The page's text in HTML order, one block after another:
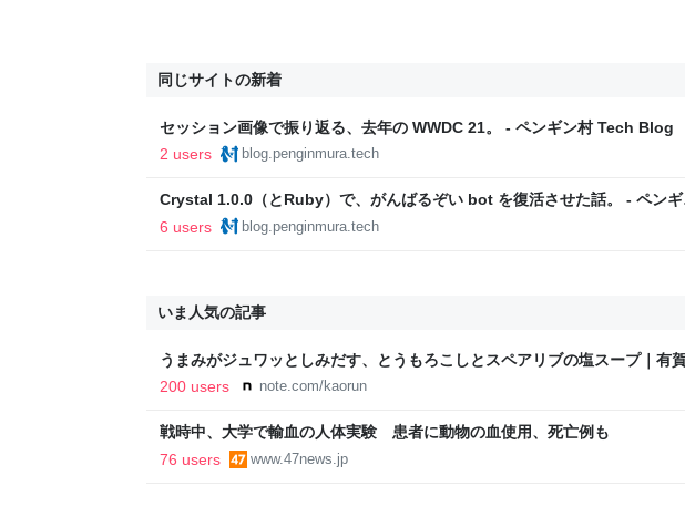
同じサイトの新着
セッション画像で振り返る、去年の WWDC 21。 - ペンギン村 Tech Blog
2 users
blog.penginmura.tech
Crystal 1.0.0（とRuby）で、がんばるぞい bot を復活させた話。 - ペンギ
村 Tech Blog
6 users blog.penginmura.tech
いま人気の記事
うまみがジュワッとしみだす、とうもろこしとスペアリブの塩スープ｜有
200 users
note.com/kaorun
戦時中、大学で輸血の人体実験 患者に動物の血使用、死亡例も
76 users
www.47news.jp